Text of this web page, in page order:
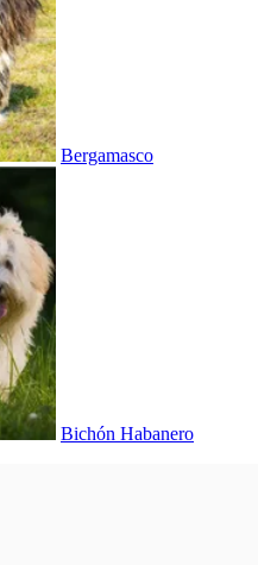
Bergamasco
Bichón Habanero